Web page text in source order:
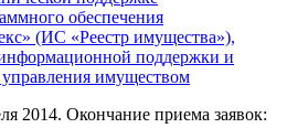
обеспечения
(ИС «Реестр имущества»),
поддержки и
имуществом
2014. Окончание приема заявок: